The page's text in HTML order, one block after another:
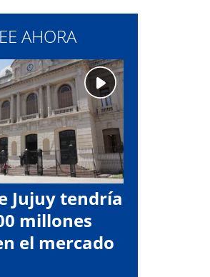
AHORA
Jujuy tendría
millones
el mercado